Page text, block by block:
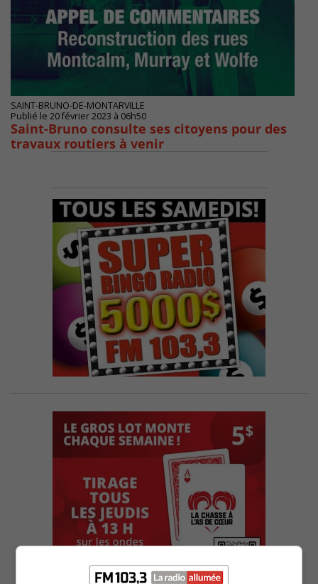
SAINT-BRUNO-DE-MONTARVILLE
Publié le 20 février 2023 à 06h50
Saint-Bruno consulte ses citoyens pour des
travaux routiers à venir